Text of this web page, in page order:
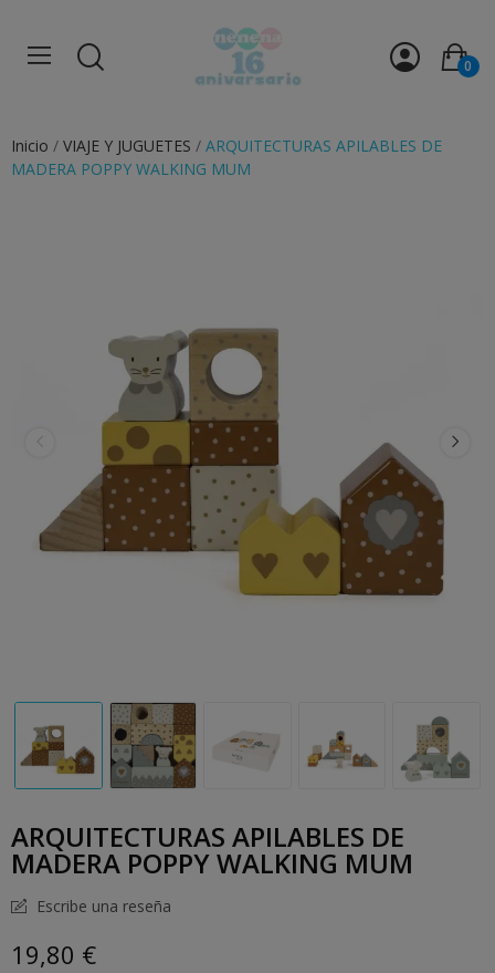
0
Inicio VIAJE Y JUGUETES
ARQUITECTURAS APILABLES DE
MADERA POPPY WALKING MUM
ARQUITECTURAS APILABLES DE
MADERA POPPY WALKING MUM
Escribe una reseña
19,80 €